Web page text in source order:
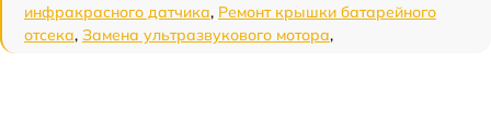
инфракрасного датчика, Ремонт крышки батарейного
отсека, Замена ультразвукового мотора,